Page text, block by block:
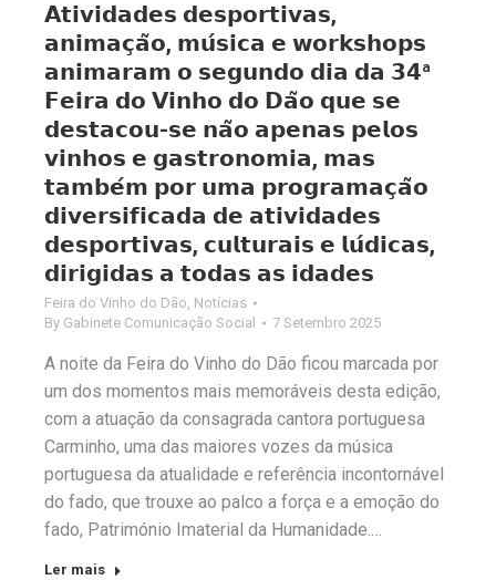
𝗔𝘁𝗶𝘃𝗶𝗱𝗮𝗱𝗲𝘀 𝗱𝗲𝘀𝗽𝗼𝗿𝘁𝗶𝘃𝗮𝘀,
𝗮𝗻𝗶𝗺𝗮𝗰̧𝗮̃𝗼, 𝗺𝘂́𝘀𝗶𝗰𝗮 𝗲 𝘄𝗼𝗿𝗸𝘀𝗵𝗼𝗽𝘀
𝗮𝗻𝗶𝗺𝗮𝗿𝗮𝗺 𝗼 𝘀𝗲𝗴𝘂𝗻𝗱𝗼 𝗱𝗶𝗮 𝗱𝗮 𝟯𝟰ª
𝗙𝗲𝗶𝗿𝗮 𝗱𝗼 𝗩𝗶𝗻𝗵𝗼 𝗱𝗼 𝗗𝗮̃𝗼 𝗾𝘂𝗲 𝘀𝗲
𝗱𝗲𝘀𝘁𝗮𝗰𝗼𝘂-𝘀𝗲 𝗻𝗮̃𝗼 𝗮𝗽𝗲𝗻𝗮𝘀 𝗽𝗲𝗹𝗼𝘀
𝘃𝗶𝗻𝗵𝗼𝘀 𝗲 𝗴𝗮𝘀𝘁𝗿𝗼𝗻𝗼𝗺𝗶𝗮, 𝗺𝗮𝘀
𝘁𝗮𝗺𝗯𝗲́𝗺 𝗽𝗼𝗿 𝘂𝗺𝗮 𝗽𝗿𝗼𝗴𝗿𝗮𝗺𝗮𝗰̧𝗮̃𝗼
𝗱𝗶𝘃𝗲𝗿𝘀𝗶𝗳𝗶𝗰𝗮𝗱𝗮 𝗱𝗲 𝗮𝘁𝗶𝘃𝗶𝗱𝗮𝗱𝗲𝘀
𝗱𝗲𝘀𝗽𝗼𝗿𝘁𝗶𝘃𝗮𝘀, 𝗰𝘂𝗹𝘁𝘂𝗿𝗮𝗶𝘀 𝗲 𝗹𝘂́𝗱𝗶𝗰𝗮𝘀,
𝗱𝗶𝗿𝗶𝗴𝗶𝗱𝗮𝘀 𝗮 𝘁𝗼𝗱𝗮𝘀 𝗮𝘀 𝗶𝗱𝗮𝗱𝗲𝘀
Feira do Vinho do Dão, Notícias
By Gabinete Comunicação Social 7 Setembro 2025
A noite da Feira do Vinho do Dão ficou marcada por
um dos momentos mais memoráveis desta edição,
com a atuação da consagrada cantora portuguesa
Carminho, uma das maiores vozes da música
portuguesa da atualidade e referência incontornável
do fado, que trouxe ao palco a força e a emoção do
fado, Património Imaterial da Humanidade.…
Ler mais